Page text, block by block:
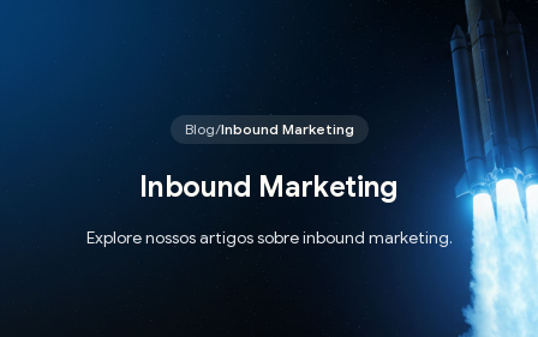
Blog/Inbound Marketing
Inbound Marketing
Explore nossos artigos sobre inbound marketing.